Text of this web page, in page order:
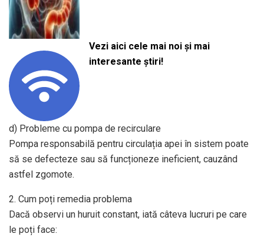
Vezi aici cele mai noi și mai
interesante știri!
d) Probleme cu pompa de recirculare
Pompa responsabilă pentru circulația apei în sistem poate
să se defecteze sau să funcționeze ineficient, cauzând
astfel zgomote.
2. Cum poți remedia problema
Dacă observi un huruit constant, iată câteva lucruri pe care
le poți face: